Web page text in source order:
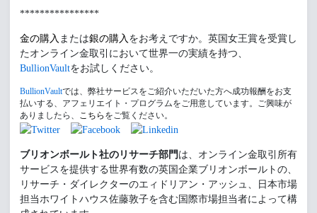
****************
金の購入 または銀の購入 をお考えですか。英国女王賞を受賞し
たオンライン金取引において世界一の実績を持つ、
BullionVaultをお試しください。
BullionVaultでは、弊社サービスをご紹介いただいた方へ成功報酬をお支
払いする、アフェリエイト・プログラムをご用意しています。ご興味が
ありましたら、 こちら をご覧ください。
ブリオンボールト社のリサーチ部門 は、オンライン金取引所有
サービスを提供する世界有数の英国企業ブリオンボールトの、
リサーチ・ダイレクターのエィドリアン・アッシュ、日本市場
担当ホワイトハウス佐藤敦子を含む国際市場担当者によって構